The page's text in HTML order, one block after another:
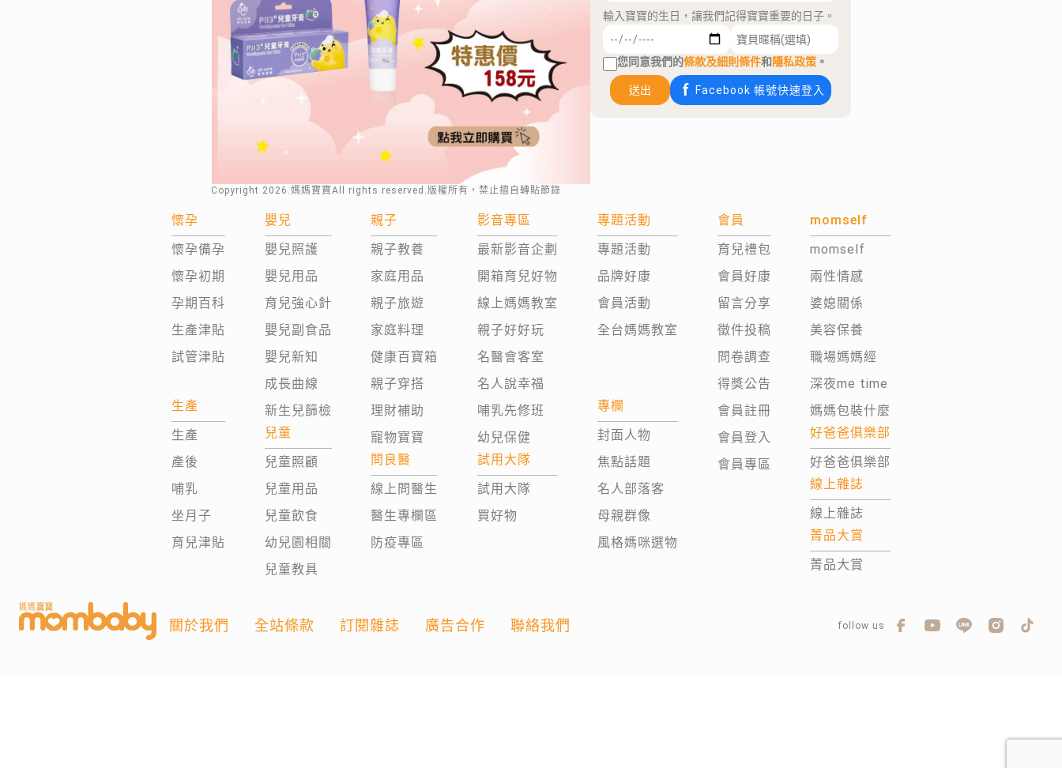
Copyright 2026 .媽媽寶寶All rights reserved.版權所有，禁止擅自轉貼節錄
輸入寶寶的生日，讓我們記得寶寶重要的日子。
您同意我們的條款及細則條件和隱私政策 。
送出 Facebook 帳號快速登入
懷孕
懷孕備孕
懷孕初期
孕期百科
生產津貼
試管津貼
生產
生產
產後
哺乳
坐月子
育兒津貼
嬰兒
嬰兒照護
嬰兒用品
育兒強心針
嬰兒副食品
嬰兒新知
成長曲線
新生兒篩檢
兒童
兒童照顧
兒童用品
兒童飲食
幼兒園相關
兒童教具
親子
親子教養
家庭用品
親子旅遊
家庭料理
健康百寶箱
親子穿搭
理財補助
寵物寶寶
問良醫
線上問醫生
醫生專欄區
防疫專區
影音專區
最新影音企劃
開箱育兒好物
線上媽媽教室
親子好好玩
名醫會客室
名人說幸福
哺乳先修班
幼兒保健
試用大隊
試用大隊
買好物
專題活動
專題活動
品牌好康
會員活動
全台媽媽教室
專欄
封面人物
焦點話題
名人部落客
母親群像
風格媽咪選物
會員
育兒禮包
會員好康
留言分享
徵件投稿
問卷調查
得獎公告
會員註冊
會員登入
會員專區
momself
momself
兩性情感
婆媳關係
美容保養
職場媽媽經
深夜me time
媽媽包裝什麼
好爸爸俱樂部
好爸爸俱樂部
線上雜誌
線上雜誌
菁品大賞
菁品大賞
關於我們 全站條款 訂閱雜誌 廣告合作 聯絡我們 follow us